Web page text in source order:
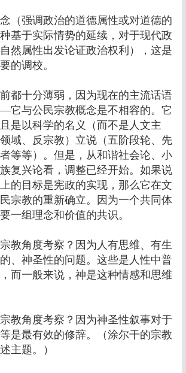
（强调政治的道德属性或对道德的
基于实际情势的延续，对于现代政
然属性出发论证政治权利），这是
的调校。
都十分薄弱，因为现在的主流话语
它与公民宗教概念是不相容的。它
是以科学的名义（而不是人文主
域、反宗教）立说（五阶段轮、先
等等）。但是，从和谐社会论、小
复兴论看，调整已经开始。如果说
的目标是宪政的实现，那么它在文
宗教的重新确立。因为一个共同体
一组理念和价值的共识。
教角度考察？因为人有思维、有生
、神圣性的问题。这些是人性中普
而一般来说，神是这种情感和思维
教角度考察？因为神圣性叙事对于
是最有效的修辞。（涂尔干的宗教
主题。）